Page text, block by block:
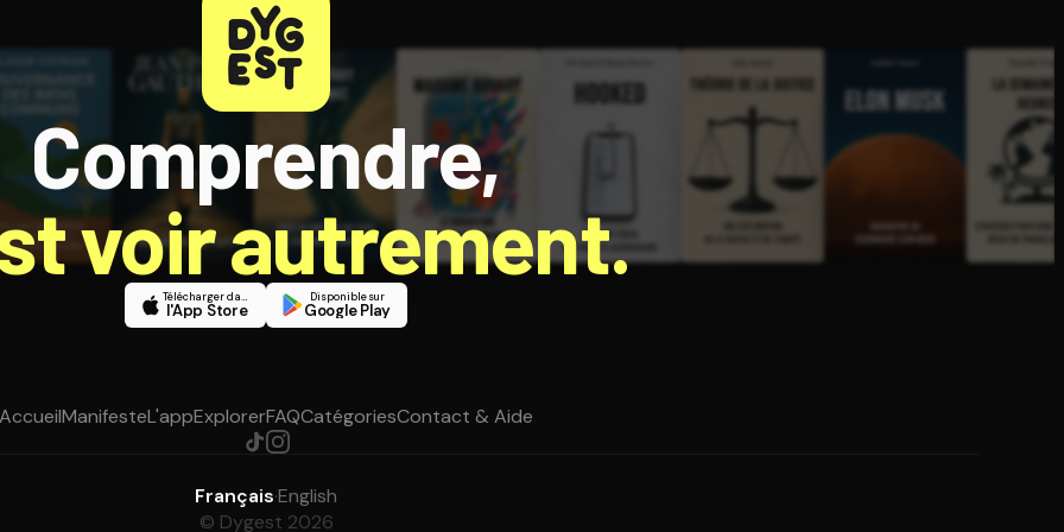
Comprendre,
voir autrement.
Télécharger dans
l'App Store
Disponible sur
Google Play
AccueilManifesteL'appExplorerFAQCatégoriesContact & Aide
Français·English
© Dygest 2026